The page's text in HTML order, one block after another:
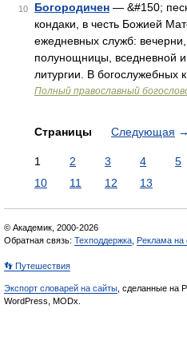
10 Богородичен — &#150;
кондаки, в честь Божией
ежедневных служб: вечерни,
полунощницы, вседневной и
литургии. В богослужебных
Полный православный
Страницы Следующая →
1 2 3 4 5
10
11 12 13
© Академик, 2000-2026
Обратная связь: Техподдержка Реклама на
👣 Путешествия
Экспорт словарей на сайты , сделанные на
WordPress, MODx.